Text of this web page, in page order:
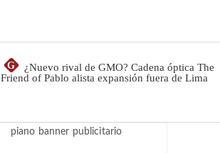
G
¿Nuevo rival de GMO? Cadena óptica The
Friend of Pablo alista expansión fuera de Lima